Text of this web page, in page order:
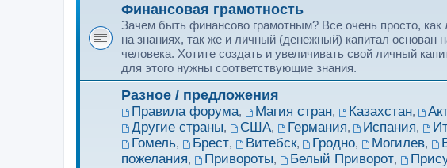
Финансовая грамотность
Зачем быть финансово грамотным? Все очень просто, как
на знаниях, так же и личный (денежный) капитал основан
человека. Хотите создать и увеличивать свой личный
для этого нужны соответствующие знания.
Разное / предложения
Правила форума, Магия стран, Казахстан,
Другие страны, США, Германия, Испания,
Гомель, Брест, Витебск, Гродно, Могилев,
пожелания, Привороты, Белый Приворот,